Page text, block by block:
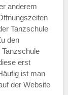
anderem
Tanzschule
den
erst
ist man
der Website